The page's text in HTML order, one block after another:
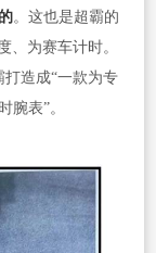
。这也是超霸的
、为赛车计时。
造成“一款为专
腕表”。